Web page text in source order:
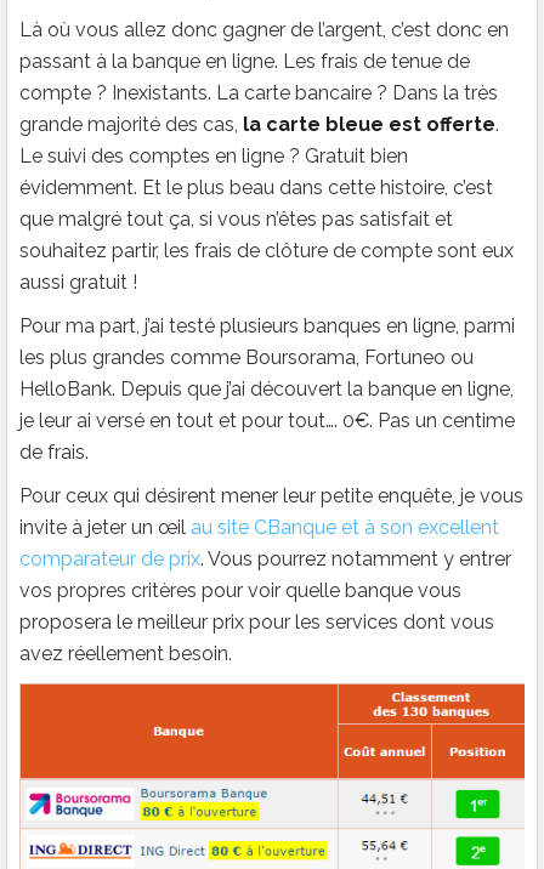
Là où vous allez donc gagner de l’argent, c’est donc en
passant à la banque en ligne. Les frais de tenue de
compte ? Inexistants. La carte bancaire ? Dans la très
grande majorité des cas, la carte bleue est offerte.
Le suivi des comptes en ligne ? Gratuit bien
évidemment. Et le plus beau dans cette histoire, c’est
que malgré tout ça, si vous n’êtes pas satisfait et
souhaitez partir, les frais de clôture de compte sont eux
aussi gratuit !
Pour ma part, j’ai testé plusieurs banques en ligne, parmi
les plus grandes comme Boursorama, Fortuneo ou
HelloBank. Depuis que j’ai découvert la banque en ligne,
je leur ai versé en tout et pour tout…. 0€. Pas un centime
de frais.
Pour ceux qui désirent mener leur petite enquête, je vous
invite à jeter un œil au site CBanque et à son excellent
comparateur de prix. Vous pourrez notamment y entrer
vos propres critères pour voir quelle banque vous
proposera le meilleur prix pour les services dont vous
avez réellement besoin.